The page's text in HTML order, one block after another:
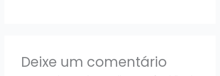
Deixe um comentário